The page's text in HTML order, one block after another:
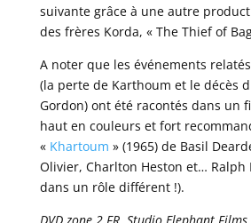
suivante grâce à une autre
des frères Korda, « The Thief of
A noter que les événements
(la perte de Karthoum et le décès
Gordon) ont été racontés dans un
haut en couleurs et fort
« Khartoum » (1965) de Basil
Olivier, Charlton Heston et… Ralph
dans un rôle différent !).
DVD zone 2 FR. Studio Elephant